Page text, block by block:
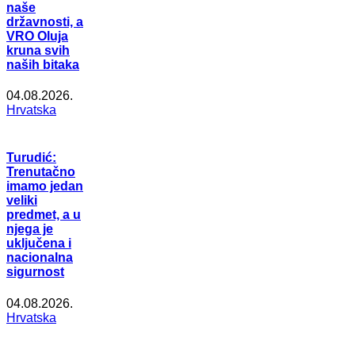
naše
državnosti, a
VRO Oluja
kruna svih
naših bitaka
04.08.2026.
Hrvatska
Turudić:
Trenutačno
imamo jedan
veliki
predmet, a u
njega je
uključena i
nacionalna
sigurnost
04.08.2026.
Hrvatska